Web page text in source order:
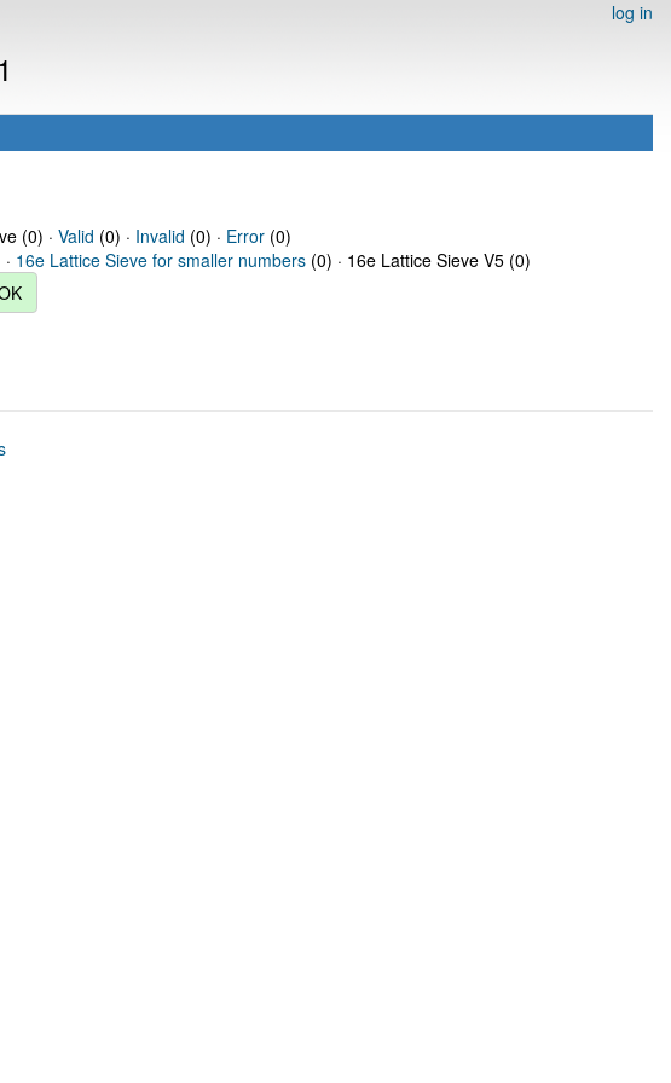
log in
(0) · Valid (0) · Invalid (0) · Error(0)
16e Lattice Sieve for smaller numbers (0) · 16e Lattice Sieve V5 (0)